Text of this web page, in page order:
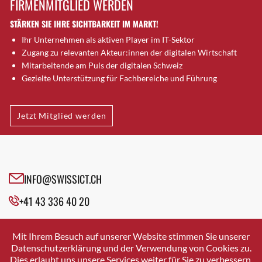
Brugg AG
Brütten
Bubendorf
Bubikon
Buchs (SG)
Bäretswil
Bülach
Cazis
Crissier
Davos Platz
Dierikon
Dietikon
FIRMENMITGLIED WERDEN
STÄRKEN SIE IHRE SICHTBARKEIT IM MARKT!
Ihr Unternehmen als aktiven Player im IT-Sektor
Zugang zu relevanten Akteur:innen der digitalen Wirtschaft
Mitarbeitende am Puls der digitalen Schweiz
Gezielte Unterstützung für Fachbereiche und Führung
Jetzt Mitglied werden
INFO@SWISSICT.CH
+41 43 336 40 20
SWISSICT
VULKANSTRASSE 120
8048 ZURICH
Mit Ihrem Besuch auf unserer Website stimmen Sie unserer
Datenschutzerklärung und der Verwendung von Cookies zu.
Dies erlaubt uns unsere Services weiter für Sie zu verbessern.